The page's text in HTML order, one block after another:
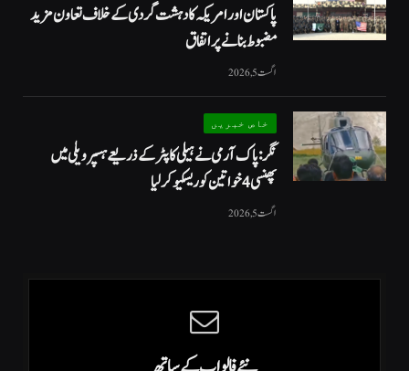
پاکستان اور امریکہ کا دہشت گردی کے خلاف تعاون مزید
مضبوط بنانے پر اتفاق
اگست 5, 2026
خاص خبریں
نگر: پاک آرمی نے ہیلی کاپٹر کے ذریعے ہسپر ویلی میں
پھنسی 4 خواتین کو ریسکیو کرلیا
اگست 5, 2026